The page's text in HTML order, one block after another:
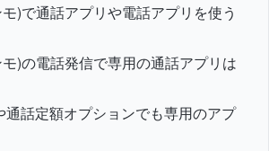
)で通話アプリや電話アプリを使う
)の電話発信で専用の通話アプリは
通話定額オプションでも専用のアプ